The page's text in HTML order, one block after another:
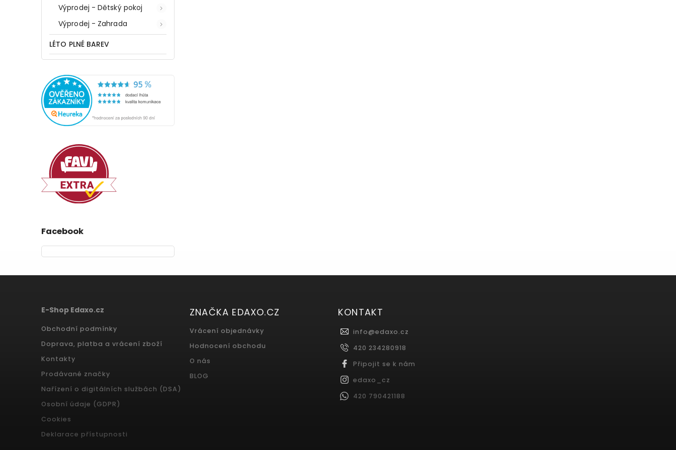
Výprodej - Dětský pokoj
Výprodej - Zahrada
LÉTO PLNÉ BAREV
Facebook
E-Shop Edaxo.cz
Obchodní podmínky
Doprava, platba a vrácení zboží
Kontakty
Prodávané značky
Nařízení o digitálních službách (DSA)
Osobní údaje (GDPR)
Cookies
Deklarace přístupnosti
ZNAČKA EDAXO.CZ
Vrácení objednávky
Hodnocení obchodu
O nás
BLOG
KONTAKT
info@edaxo.cz
420 234280918
Připojit se k nám
edaxo_cz
420 790421188